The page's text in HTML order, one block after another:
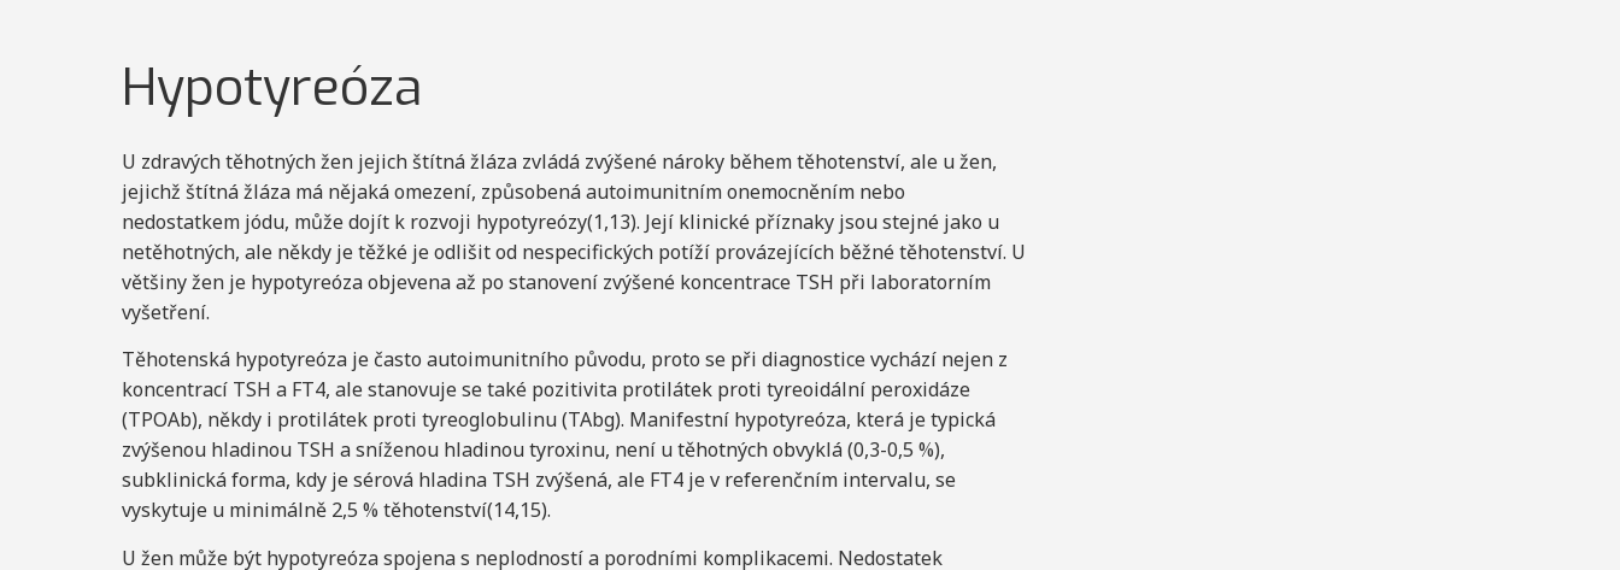
Hypotyreóza
U zdravých těhotných žen jejich štítná žláza zvládá zvýšené nároky během těhotenství, ale u žen,
jejichž štítná žláza má nějaká omezení, způsobená autoimunitním onemocněním nebo
nedostatkem jódu, může dojít k rozvoji hypotyreózy(1,13). Její klinické příznaky jsou stejné jako u
netěhotných, ale někdy je těžké je odlišit od nespecifických potíží provázejících běžné těhotenství. U
většiny žen je hypotyreóza objevena až po stanovení zvýšené koncentrace TSH při laboratorním
vyšetření.
Těhotenská hypotyreóza je často autoimunitního původu, proto se při diagnostice vychází nejen z
koncentrací TSH a FT4, ale stanovuje se také pozitivita protilátek proti tyreoidální peroxidáze
(TPOAb), někdy i protilátek proti tyreoglobulinu (TAbg). Manifestní hypotyreóza, která je typická
zvýšenou hladinou TSH a sníženou hladinou tyroxinu, není u těhotných obvyklá (0,3-0,5 %),
subklinická forma, kdy je sérová hladina TSH zvýšená, ale FT4 je v referenčním intervalu, se
vyskytuje u minimálně 2,5 % těhotenství(14,15).
U žen může být hypotyreóza spojena s neplodností a porodními komplikacemi. Nedostatek